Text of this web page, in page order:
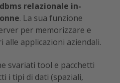
dbms relazionale in-
. La sua funzione
per memorizzare e
alle applicazioni aziendali.
svariati tool e pacchetti
i tipi di dati (spaziali,